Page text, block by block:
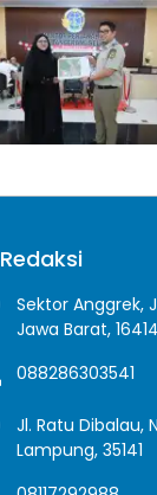
Redaksi
Sektor Anggrek,
Jawa Barat, 16414
088286303541
Jl. Ratu Dibalau,
Lampung, 35141